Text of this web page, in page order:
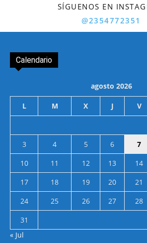
SÍGUENOS EN
@2354772351
Calendario
agosto 2026
L M X J V
3
4 5 6 7
10
11 12 13 14
17
18 19 20 21
24
25 26 27 28
31
« Jul